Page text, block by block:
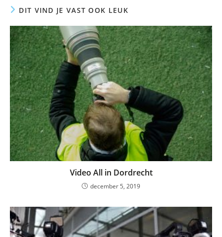
DIT VIND JE VAST OOK LEUK
Video All in Dordrecht
december 5, 2019